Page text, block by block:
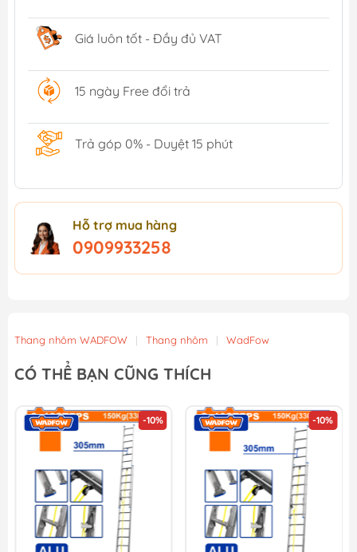
Giá luôn tốt - Đầy đủ VAT
15 ngày Free đổi trả
Trả góp 0% - Duyệt 15 phút
Hỗ trợ mua hàng
0909933258
Thang nhôm WADFOW | Thang nhôm | WadFow
CÓ THỂ BẠN CŨNG THÍCH
-10% -10%